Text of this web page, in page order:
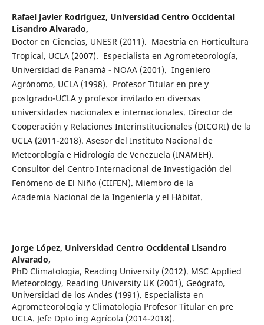
Rafael Javier Rodríguez, Universidad Centro Occidental
Lisandro Alvarado,
Doctor en Ciencias, UNESR (2011). Maestría en Horticultura
Tropical, UCLA (2007). Especialista en Agrometeorología,
Universidad de Panamá - NOAA (2001). Ingeniero
Agrónomo, UCLA (1998). Profesor Titular en pre y
postgrado-UCLA y profesor invitado en diversas
universidades nacionales e internacionales. Director de
Cooperación y Relaciones Interinstitucionales (DICORI) de la
UCLA (2011-2018). Asesor del Instituto Nacional de
Meteorología e Hidrología de Venezuela (INAMEH).
Consultor del Centro Internacional de Investigación del
Fenómeno de El Niño (CIIFEN). Miembro de la
Academia Nacional de la Ingeniería y el Hábitat.
Jorge López, Universidad Centro Occidental Lisandro
Alvarado,
PhD Climatología, Reading University (2012). MSC Applied
Meteorology, Reading University UK (2001), Geógrafo,
Universidad de los Andes (1991). Especialista en
Agrometeorología y Climatologia Profesor Titular en pre
UCLA. Jefe Dpto ing Agrícola (2014-2018).